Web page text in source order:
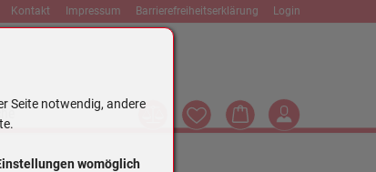
Kontakt Impressum Barrierefreiheitserklärung Login
VergleichWunschlisteWarenkorbLogin
Seite notwendig, andere
womöglich